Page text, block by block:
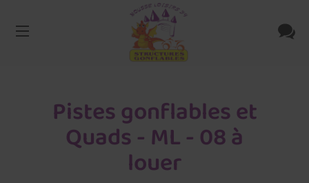
Pistes gonflables et
Quads - ML - 08 à
louer